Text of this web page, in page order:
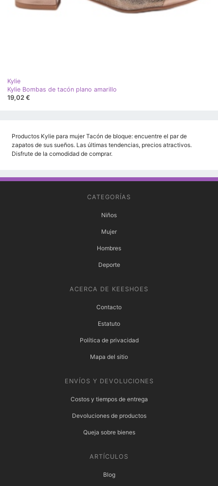
Kylie
Kylie Bombas de tacón plano amarillo
19,02 €
Productos Kylie para mujer Tacón de bloque: encuentre el par de
zapatos de sus sueños. Las últimas tendencias, precios atractivos.
Disfrute de la comodidad de comprar.
CATEGORÍAS
Niños
Mujer
Hombres
Deporte
ACERCA DE KEESHOES
Contacto
Estatuto
Política de privacidad
Mapa del sitio
ENVÍOS Y DEVOLUCIONES
Costos y tiempos de entrega
Devoluciones de productos
Queja sobre bienes
ARTÍCULOS
Blog